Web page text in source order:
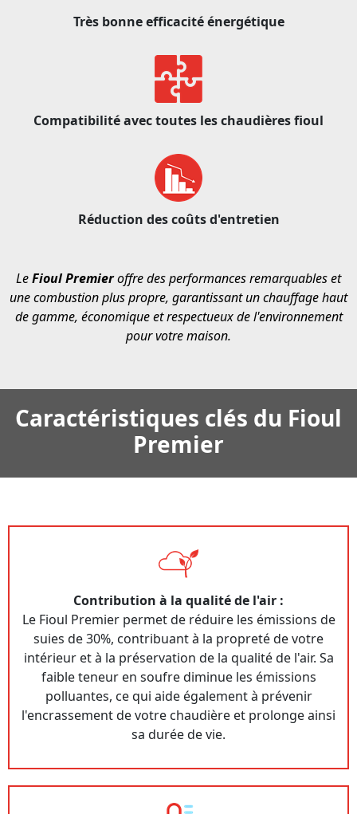
Très bonne efficacité énergétique
Compatibilité avec toutes les chaudières fioul
Réduction des coûts d'entretien
LeFioul Premieroffre des performances remarquables et
une combustion plus propre, garantissant un chauffage haut
de gamme, économique et respectueux de l'environnement
pour votre maison.
Caractéristiques clés du Fioul
Premier
Contribution à la qualité de l'air :
Le Fioul Premier permet de réduire les émissions de
suies de 30%, contribuant à la propreté de votre
intérieur et à la préservation de la qualité de l'air. Sa
faible teneur en soufre diminue les émissions
polluantes, ce qui aide également à prévenir
l'encrassement de votre chaudière et prolonge ainsi
sa durée de vie.